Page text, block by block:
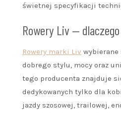
świetnej specyfikacji
Rowery Liv —
Rowery marki Liv wybierane
dobrego stylu, mocy oraz
tego producenta znajduje
dedykowanych tylko dla
jazdy szosowej, trailowej,